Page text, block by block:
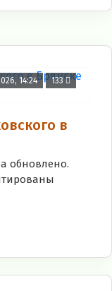
14:24 133
в
обновлено.